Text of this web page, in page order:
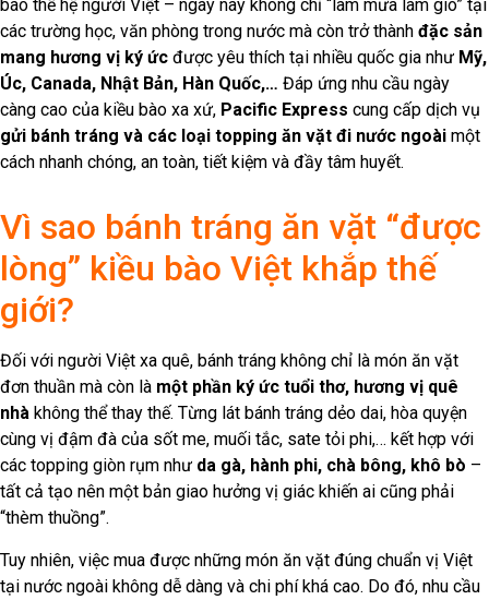
bao thế hệ người Việt – ngày nay không chỉ “làm mưa làm gió” tại
các trường học, văn phòng trong nước mà còn trở thành đặc sản
mang hương vị ký ức được yêu thích tại nhiều quốc gia như Mỹ,
Úc, Canada, Nhật Bản, Hàn Quốc,… Đáp ứng nhu cầu ngày
càng cao của kiều bào xa xứ, Pacific Express cung cấp dịch vụ
gửi bánh tráng và các loại topping ăn vặt đi nước ngoài một
cách nhanh chóng, an toàn, tiết kiệm và đầy tâm huyết.
Vì sao bánh tráng ăn vặt “được
lòng” kiều bào Việt khắp thế
giới?
Đối với người Việt xa quê, bánh tráng không chỉ là món ăn vặt
đơn thuần mà còn là một phần ký ức tuổi thơ, hương vị quê
nhà không thể thay thế. Từng lát bánh tráng dẻo dai, hòa quyện
cùng vị đậm đà của sốt me, muối tắc, sate tỏi phi,… kết hợp với
các topping giòn rụm như da gà, hành phi, chà bông, khô bò –
tất cả tạo nên một bản giao hưởng vị giác khiến ai cũng phải
“thèm thuồng”.
Tuy nhiên, việc mua được những món ăn vặt đúng chuẩn vị Việt
tại nước ngoài không dễ dàng và chi phí khá cao. Do đó, nhu cầu